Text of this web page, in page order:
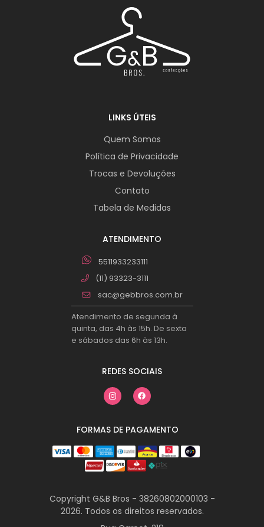
LINKS ÚTEIS
Quem Somos
Política de Privacidade
Trocas e Devoluções
Contato
Tabela de Medidas
ATENDIMENTO
5511933233111
(11) 93323-3111
sac@gebbros.com.br
Atendimento de segunda à
quinta, das 4h às 15h. De sexta
e sábados das 6h às 13h.
REDES SOCIAIS
FORMAS DE PAGAMENTO
Copyright G&B Bros - 38260802000103 -
2026. Todos os direitos reservados.